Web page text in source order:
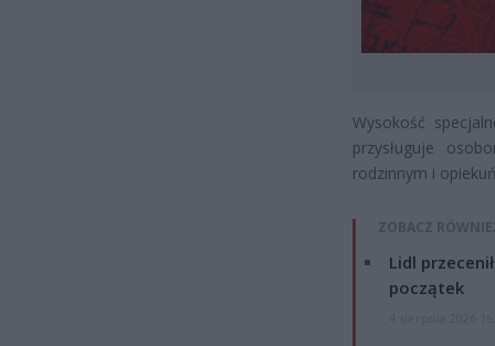
Wysokość
przysługuje
rodzinnym i
ZOBACZ
Lidl
początek